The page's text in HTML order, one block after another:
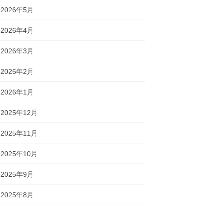
2026年5月
2026年4月
2026年3月
2026年2月
2026年1月
2025年12月
2025年11月
2025年10月
2025年9月
2025年8月